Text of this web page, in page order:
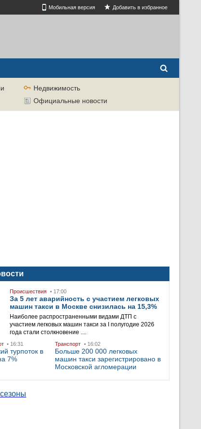
Мобильная версия Добавить в избранное
Недвижимость
Официальные новости
Происшествия • 17:00
За 5 лет аварийность с участием легковых
машин такси в Москве снизилась на 15,3%
Наиболее распространенными видами ДТП с
участием легковых машин такси за I полугодие 2026
года стали столкновение ....
• 16:31
турпоток в
7%
Транспорт • 16:02
Больше 200 000 легковых
машин такси зарегистрировано в
Московской агломерации